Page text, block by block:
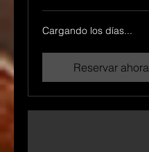
Cargando los días...
Reservar ahora